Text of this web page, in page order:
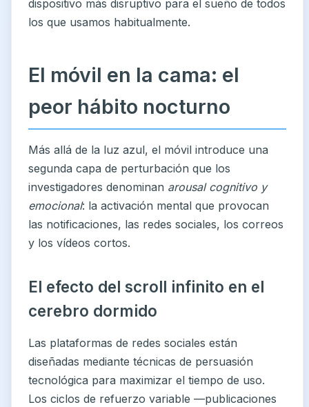
dispositivo más disruptivo para el sueño de todos
los que usamos habitualmente.
El móvil en la cama: el
peor hábito nocturno
Más allá de la luz azul, el móvil introduce una
segunda capa de perturbación que los
investigadores denominan arousal cognitivo y
emocional: la activación mental que provocan
las notificaciones, las redes sociales, los correos
y los vídeos cortos.
El efecto del scroll infinito en el
cerebro dormido
Las plataformas de redes sociales están
diseñadas mediante técnicas de persuasión
tecnológica para maximizar el tiempo de uso.
Los ciclos de refuerzo variable —publicaciones